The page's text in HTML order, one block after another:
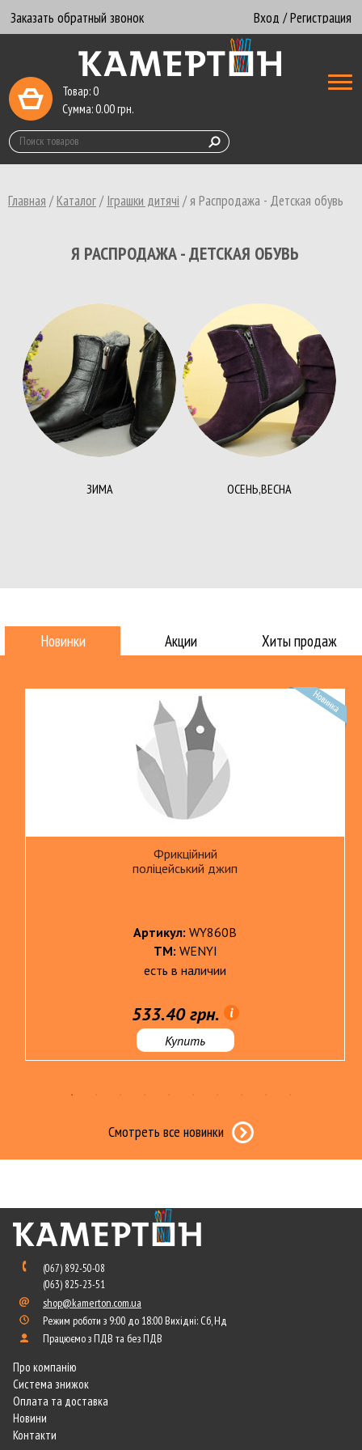
Заказать обратный звонок Вход / Регистрация
Товар:0
Сумма:0.00грн.
Главная /Каталог/Іграшки дитячі /я Распродажа - Детская обувь
Я РАСПРОДАЖА - ДЕТСКАЯ ОБУВЬ
ЗИМА ОСЕНЬ,ВЕСНА
Новинки Акции Хиты продаж
Фрикційний
поліцейський джип
Артикул: WY860B
ТМ: WENYI
есть в наличии
533.40 грн.
Купить
Смотреть все новинки
(067) 892-50-08
(063) 825-23-51
shop@kamerton.com.ua
Режим роботи з 9:00 до 18:00 Вихідні: Сб, Нд
Працюємо з ПДВ та без ПДВ
Про компанію
Система знижок
Оплата та доставка
Новини
Контакти